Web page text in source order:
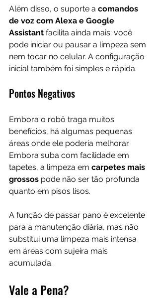
Além disso, o suporte a comandos
de voz com Alexa e Google
Assistant facilita ainda mais: você
pode iniciar ou pausar a limpeza sem
nem tocar no celular. A configuração
inicial também foi simples e rápida.
Pontos Negativos
Embora o robô traga muitos
benefícios, há algumas pequenas
áreas onde ele poderia melhorar.
Embora suba com facilidade em
tapetes, a limpeza em carpetes mais
grossos pode não ser tão profunda
quanto em pisos lisos.
A função de passar pano é excelente
para a manutenção diária, mas não
substitui uma limpeza mais intensa
em áreas com sujeira mais
acumulada.
Vale a Pena?